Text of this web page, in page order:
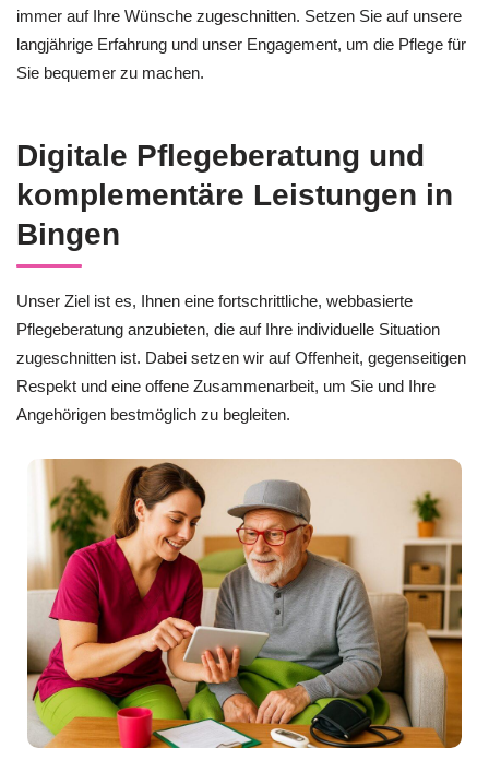
immer auf Ihre Wünsche zugeschnitten. Setzen Sie auf unsere
langjährige Erfahrung und unser Engagement, um die Pflege für
Sie bequemer zu machen.
Digitale Pflegeberatung und
komplementäre Leistungen in
Bingen
Unser Ziel ist es, Ihnen eine fortschrittliche, webbasierte
Pflegeberatung anzubieten, die auf Ihre individuelle Situation
zugeschnitten ist. Dabei setzen wir auf Offenheit, gegenseitigen
Respekt und eine offene Zusammenarbeit, um Sie und Ihre
Angehörigen bestmöglich zu begleiten.